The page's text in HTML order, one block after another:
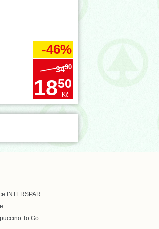
-46%
3490
1850
Kč
INTERSPAR
To Go